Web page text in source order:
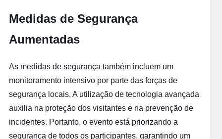
Medidas de Segurança
Aumentadas
As medidas de segurança também incluem um
monitoramento intensivo por parte das forças de
segurança locais. A utilização de tecnologia avançada
auxilia na proteção dos visitantes e na prevenção de
incidentes. Portanto, o evento está priorizando a
segurança de todos os participantes, garantindo um